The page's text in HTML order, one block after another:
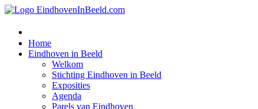
Home
Eindhoven in Beeld
Welkom
Stichting Eindhoven in Beeld
Exposities
Agenda
Parels van Eindhoven